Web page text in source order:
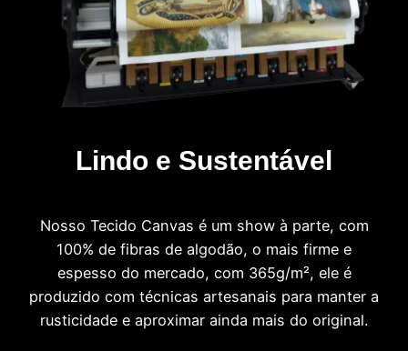
Lindo e Sustentável
Nosso Tecido Canvas é um show à parte, com
100% de fibras de algodão, o mais firme e
espesso do mercado, com 365g/m², ele é
produzido com técnicas artesanais para manter a
rusticidade e aproximar ainda mais do original.